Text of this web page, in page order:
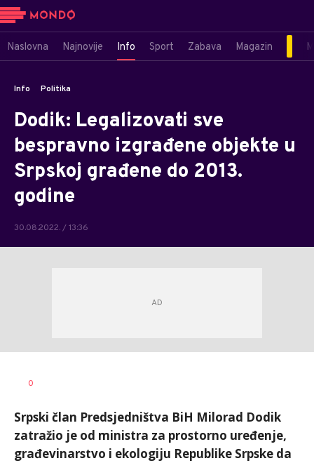
Naslovna Najnovije Info Sport Zabava Magazin
Info Politika
Dodik: Legalizovati sve
bespravno izgrađene objekte u
Srpskoj građene do 2013.
godine
30.08.2022. / 13:36
AUTOR
0
Srpski član Predsjedništva BiH Milorad Dodik
zatražio je od ministra za prostorno uređenje,
građevinarstvo i ekologiju Republike Srpske da